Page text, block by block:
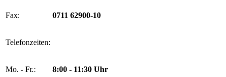
Fax: 0711 62900-10
Telefonzeiten:
Mo. - Fr.: 8:00 - 11:30 Uhr